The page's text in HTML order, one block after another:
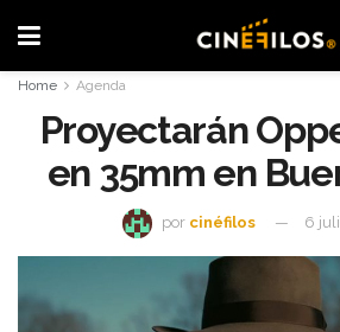
Home Agenda
Proyectarán
en 35mm en
por cinéfilos 6